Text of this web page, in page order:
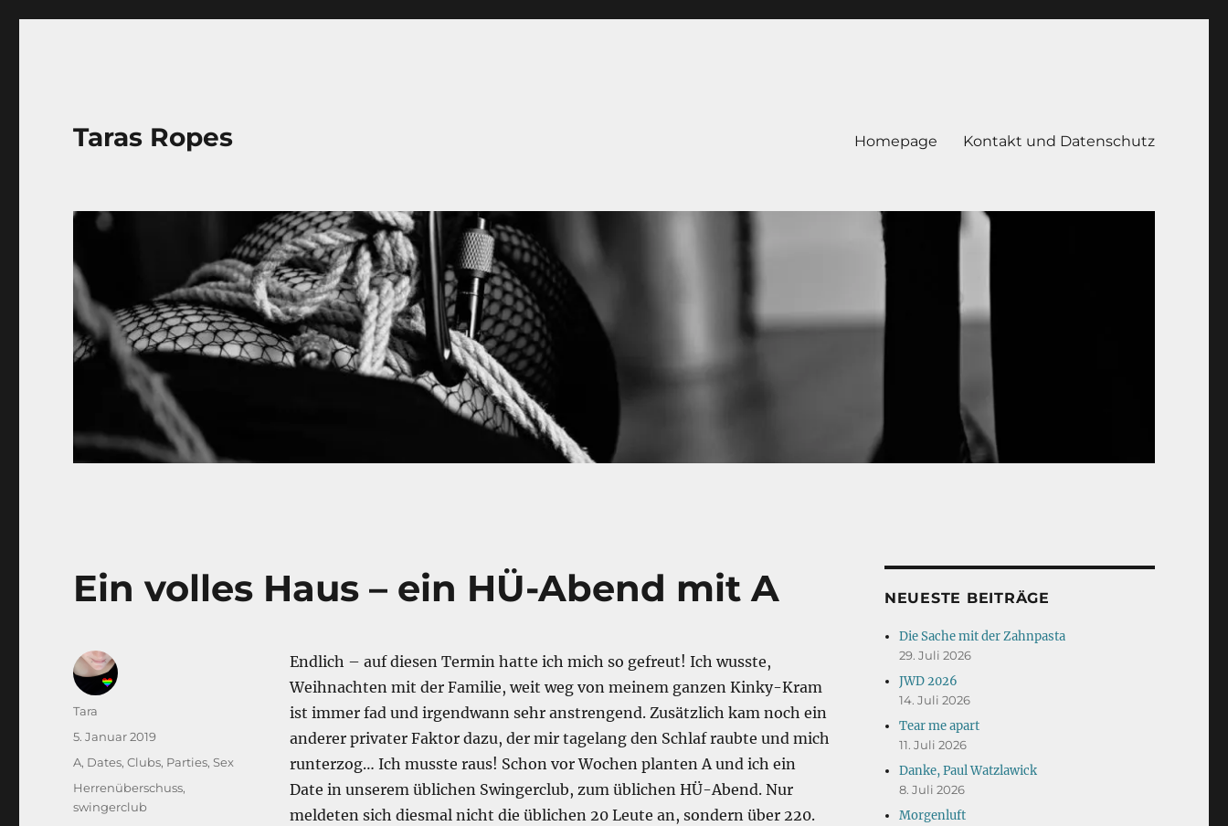
Taras Ropes Homepage Kontakt und Datenschutz
Ein volles Haus – ein HÜ-Abend mit A
Endlich – auf diesen Termin hatte ich mich so gefreut! Ich wusste,
Weihnachten mit der Familie, weit weg von meinem ganzen Kinky-Kram
ist immer fad und irgendwann sehr anstrengend. Zusätzlich kam noch ein
anderer privater Faktor dazu, der mir tagelang den Schlaf raubte und mich
runterzog… Ich musste raus! Schon vor Wochen planten A und ich ein
Date in unserem üblichen Swingerclub, zum üblichen HÜ-Abend. Nur
meldeten sich diesmal nicht die üblichen 20 Leute an, sondern über 220.
Autor
Tara
Veröffentlicht
5. Januar 2019
Kategorien
A, Dates, Clubs, Parties,Sex
Schlagwörter
Herrenüberschuss,
swingerclub
NEUESTE BEITRÄGE
Die Sache mit der Zahnpasta
29. Juli 2026
JWD 2026
14. Juli 2026
Tear me apart
11. Juli 2026
Danke, Paul Watzlawick
8. Juli 2026
Morgenluft